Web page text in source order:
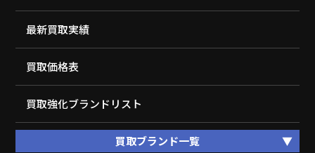
最新買取実績
買取価格表
買取強化ブランドリスト
買取ブランド一覧